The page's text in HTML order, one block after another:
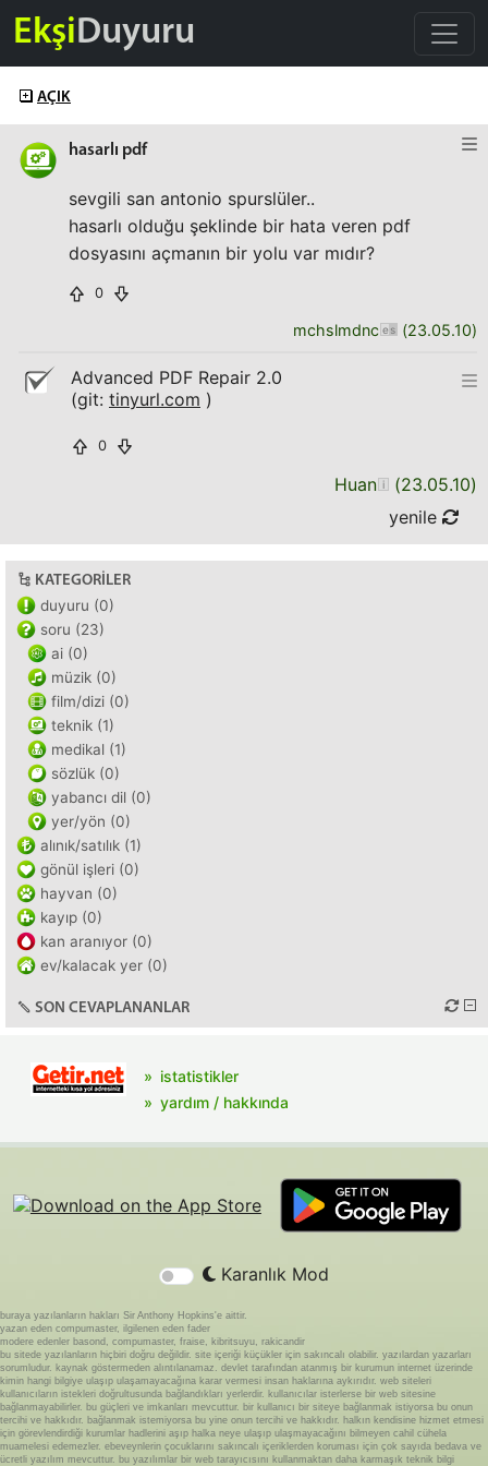
EkşiDuyuru
AÇIK
hasarlı pdf
sevgili san antonio spurslüler..
hasarlı olduğu şeklinde bir hata veren pdf
dosyasını açmanın bir yolu var mıdır?
0
mchslmdnc (23.05.10)
Advanced PDF Repair 2.0
(git: tinyurl.com )
0
Huan (23.05.10)
yenile
KATEGORILER
duyuru (0)
soru (23)
ai (0)
müzik (0)
film/dizi (0)
teknik (1)
medikal (1)
sözlük (0)
yabancı dil (0)
yer/yön (0)
alınık/satılık (1)
gönül işleri (0)
hayvan (0)
kayıp (0)
kan aranıyor (0)
ev/kalacak yer (0)
SON CEVAPLANANLAR
istatistikler
yardım / hakkında
Karanlık Mod
buraya yazılanların hakları Sir Anthony Hopkins'e aittir.
yazan eden compumaster, ilgilenen eden fader
modere edenler basond, compumaster, fraise, kibritsuyu, rakicandir
bu sitede yazılanların hiçbiri doğru değildir. site içeriği küçükler için sakıncalı olabilir. yazılardan yazarları
sorumludur. kaynak göstermeden alıntılanamaz. devlet tarafından atanmış bir kurumun internet üzerinde
kimin hangi bilgiye ulaşıp ulaşamayacağına karar vermesi insan haklarına aykırıdır. web siteleri
kullanıcıların istekleri doğrultusunda bağlandıkları yerlerdir. kullanıcılar isterlerse bir web sitesine
bağlanmayabilirler. bu güçleri ve imkanları mevcuttur. bir kullanıcı bir siteye bağlanmak istiyorsa bu onun
tercihi ve hakkıdır. bağlanmak istemiyorsa bu yine onun tercihi ve hakkıdır. halkın kendisine hizmet etmesi
için görevlendirdiği kurumlar hadlerini aşıp halka neye ulaşıp ulaşmayacağını bilmeyen cahil cühela
muamelesi edemezler. ebeveynlerin çocuklarını sakıncalı içeriklerden koruması için çok sayıda bedava ve
ücretli yazılım mevcuttur. bu yazılımlar bir web tarayıcısını kullanmaktan daha karmaşık teknik bilgi